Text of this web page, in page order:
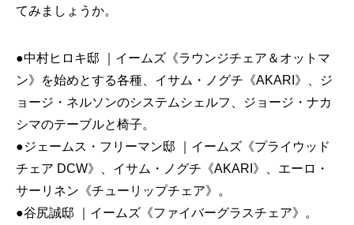
てみましょうか。
●中村ヒロキ邸 ｜イームズ《ラウンジチェア＆オットマ
ン》を始めとする各種、イサム・ノグチ《AKARI》、ジ
ョージ・ネルソンのシステムシェルフ、ジョージ・ナカ
シマのテーブルと椅子。
●ジェームス・フリーマン邸 ｜イームズ《プライウッド
チェア DCW》、イサム・ノグチ《AKARI》、エーロ・
サーリネン《チューリップチェア》。
●谷尻誠邸 ｜イームズ《ファイバーグラスチェア》。